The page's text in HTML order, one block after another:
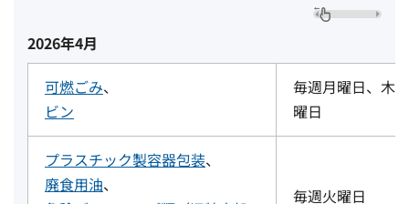
2026年4月
可燃ごみ、
ビン
毎週月曜日、木
曜日
プラスチック製容器包装、
廃食用油、
毎週火曜日